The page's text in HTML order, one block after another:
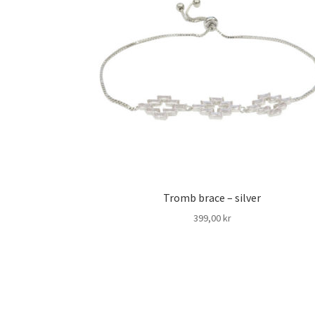
Tromb brace – silver
399,00kr